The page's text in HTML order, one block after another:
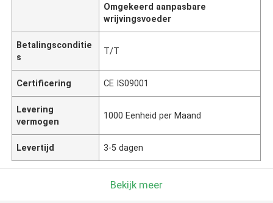
Omgekeerd aanpasbare
wrijvingsvoeder
Betalingsconditie
s
T/T
Certificering CE IS09001
Levering
vermogen
1000 Eenheid per Maand
Levertijd 3-5 dagen
Bekijk meer